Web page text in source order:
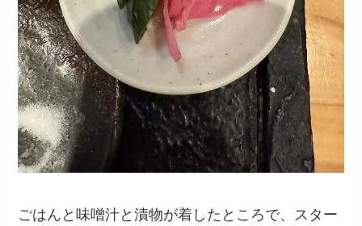
ごはんと味噌汁と漬物が着したところで、スター